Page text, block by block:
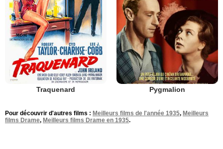
Traquenard Pygmalion
Pour découvrir d'autres films : Meilleurs films de l'année 1935, Meilleurs
films Drame, Meilleurs films Drame en 1935.